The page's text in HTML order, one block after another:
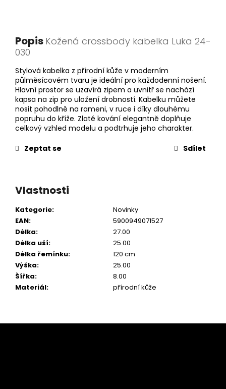
Popis Kožená crossbody kabelka Luka 24-
030
Stylová kabelka z přírodní kůže v moderním
půlměsícovém tvaru je ideální pro každodenní nošení.
Hlavní prostor se uzavírá zipem a uvnitř se nachází
kapsa na zip pro uložení drobností. Kabelku můžete
nosit pohodlně na rameni, v ruce i díky dlouhému
popruhu do kříže. Zlaté kování elegantně doplňuje
celkový vzhled modelu a podtrhuje jeho charakter.
Zeptat se
Sdílet
Vlastnosti
Kategorie:
Novinky
EAN:
5900949071527
Délka:
27.00
Délka uší:
25.00
Délka řemínku:
120 cm
Výška:
25.00
Šířka:
8.00
Materiál: přírodní kůže
Z